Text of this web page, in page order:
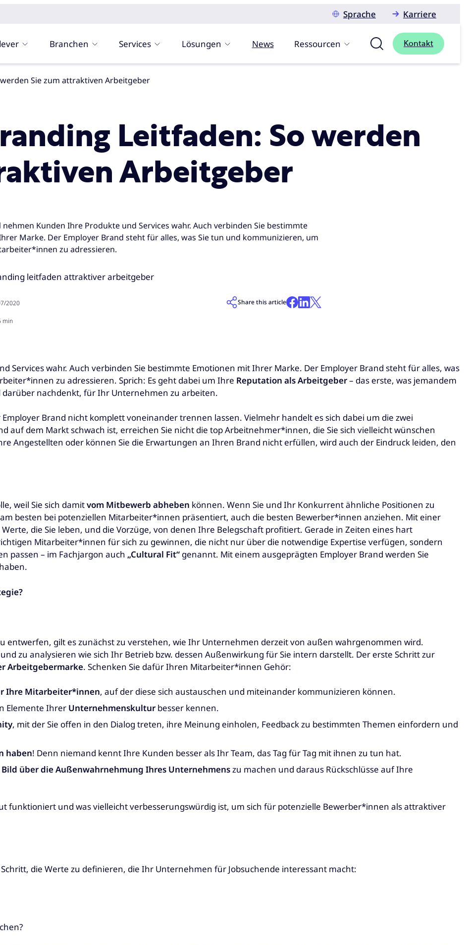
Sprache
Karriere
Branchen Services Lösungen News Ressourcen Kontakt
Sie zum attraktiven Arbeitgeber
Leitfaden: So werden
Arbeitgeber
Kunden Ihre Produkte und Services wahr. Auch verbinden Sie bestimmte
Marke. Der Employer Brand steht für alles, was Sie tun und kommunizieren, um
zu adressieren.
2020
min
Share this article
Services wahr. Auch verbinden Sie bestimmte Emotionen mit Ihrer Marke. Der Employer Brand steht für alles, was
zu adressieren. Sprich: Es geht dabei um Ihre Reputation als Arbeitgeber– das erste, was jemandem
nachdenkt, für Ihr Unternehmen zu arbeiten.
Brand nicht komplett voneinander trennen lassen. Vielmehr handelt es sich dabei um die zwei
auf dem Markt schwach ist, erreichen Sie nicht die top Arbeitnehmer*innen, die Sie sich vielleicht wünschen
Angestellten oder können Sie die Erwartungen an Ihren Brand nicht erfüllen, wird auch der Eindruck leiden, den
weil Sie sich damitvom Mitbewerb abheben können. Wenn Sie und Ihr Konkurrent ähnliche Positionen zu
besten bei potenziellen Mitarbeiter*innen präsentiert, auch die besten Bewerber*innen anziehen. Mit einer
die Sie leben, und die Vorzüge, von denen Ihre Belegschaft profitiert. Gerade in Zeiten eines hart
Mitarbeiter*innen für sich zu gewinnen, die nicht nur über die notwendige Expertise verfügen, sondern
passen – im Fachjargon auch „Cultural Fit“ genannt. Mit einem ausgeprägten Employer Brand werden Sie
entwerfen, gilt es zunächst zu verstehen, wie Ihr Unternehmen derzeit von außen wahrgenommen wird.
zu analysieren wie sich Ihr Betrieb bzw. dessen Außenwirkung für Sie intern darstellt. Der erste Schritt zur
Arbeitgebermarke. Schenken Sie dafür Ihren Mitarbeiter*innen Gehör:
Ihre Mitarbeiter*innen, auf der diese sich austauschen und miteinander kommunizieren können.
Elemente Ihrer Unternehmenskultur besser kennen.
, mit der Sie offen in den Dialog treten, ihre Meinung einholen, Feedback zu bestimmten Themen einfordern und
haben! Denn niemand kennt Ihre Kunden besser als Ihr Team, das Tag für Tag mit ihnen zu tun hat.
Bild über die Außenwahrnehmung Ihres Unternehmenszu machen und daraus Rückschlüsse auf Ihre
funktioniert und was vielleicht verbesserungswürdig ist, um sich für potenzielle Bewerber*innen als attraktiver
die Werte zu definieren, die Ihr Unternehmen für Jobsuchende interessant macht: